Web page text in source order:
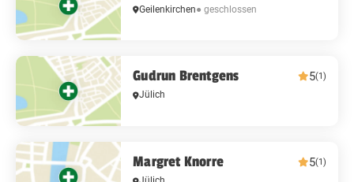
Geilenkirchen● geschlossen
Gudrun Brentgens 5(1)
Jülich
Margret Knorre 5(1)